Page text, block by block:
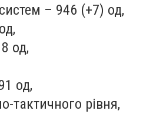
– 946 (+7) од,
од,
од,
тактичного рівня,